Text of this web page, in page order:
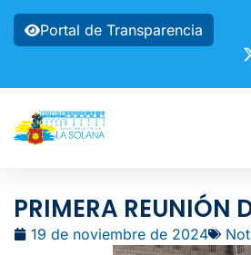
Portal de Transparencia
PRIMERA REUNIÓN
19 de noviembre de 2024